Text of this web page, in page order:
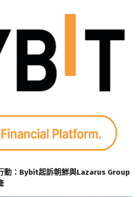
動：Bybit起訴朝鮮與Lazarus Group